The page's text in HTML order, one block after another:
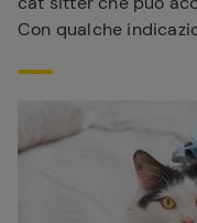
Con qualche